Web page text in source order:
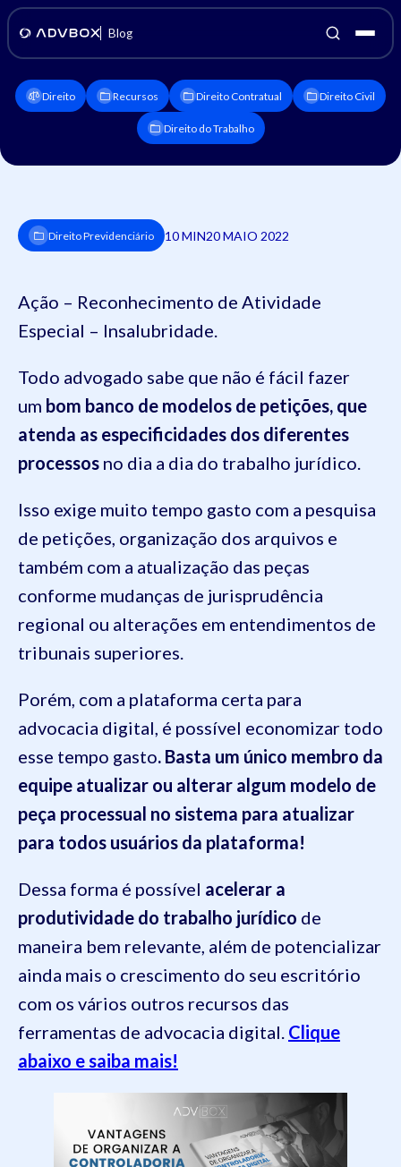
Blog
Direito Recursos Direito Contratual Direito Civil
Direito do Trabalho
Direito Previdenciário 10 MIN20 MAIO 2022
Ação – Reconhecimento de Atividade
Especial – Insalubridade.
Todo advogado sabe que não é fácil fazer
um bom banco de modelos de petições, que
atenda as especificidades dos diferentes
processos no dia a dia do trabalho jurídico.
Isso exige muito tempo gasto com a pesquisa
de petições, organização dos arquivos e
também com a atualização das peças
conforme mudanças de jurisprudência
regional ou alterações em entendimentos de
tribunais superiores.
Porém, com a plataforma certa para
advocacia digital, é possível economizar todo
esse tempo gasto. Basta um único membro da
equipe atualizar ou alterar algum modelo de
peça processual no sistema para atualizar
para todos usuários da plataforma!
Dessa forma é possível acelerar a
produtividade do trabalho jurídico de
maneira bem relevante, além de potencializar
ainda mais o crescimento do seu escritório
com os vários outros recursos das
ferramentas de advocacia digital. Clique
abaixo e saiba mais!